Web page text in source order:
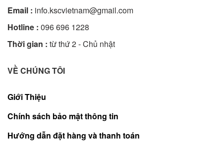
Email : info.kscvietnam@gmail.com
Hotline : 096 696 1228
Thời gian : từ thứ 2 - Chủ nhật
VỀ CHÚNG TÔI
Giới Thiệu
Chính sách bảo mật thông tin
Hướng dẫn đặt hàng và thanh toán